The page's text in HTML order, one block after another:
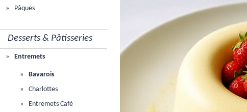
Pâques
Desserts & Pâtisseries
Entremets
Bavarois
Charlottes
Entremets Café